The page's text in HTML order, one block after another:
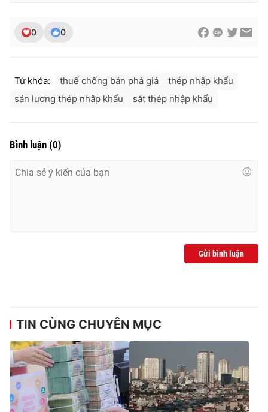
Cơ quan báo chí:
Thời báo VTV
Nguyễn Thị Mỹ Hạnh, Phạm Quốc Thắng,
Liên hệ quảng cáo:024-7300.7108
0 0
Từ khóa: thuế chống bán phá giá
thép nhập khẩu
sản lượng thép nhập khẩu
sắt thép nhập khẩu
Bình luận (0)
Gửi bình luận
TIN CÙNG CHUYÊN MỤC